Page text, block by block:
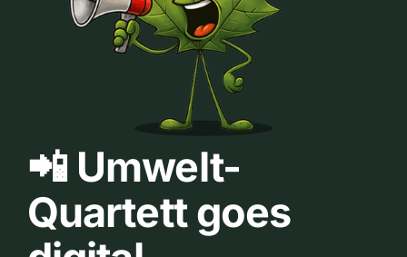
📲 Umwelt-
Quartett goes